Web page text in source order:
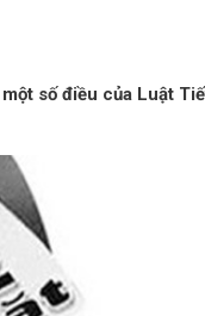
số điều của Luật